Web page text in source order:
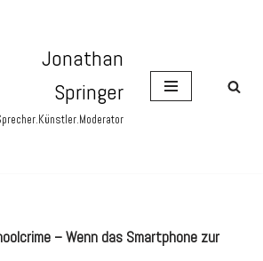
Jonathan
Springer
– Wenn das Smartphone zur